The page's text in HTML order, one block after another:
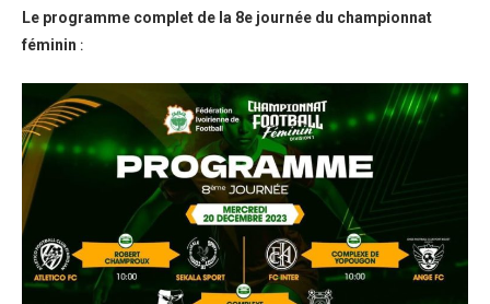
Le programme complet de la 8e journée du championnat
féminin :